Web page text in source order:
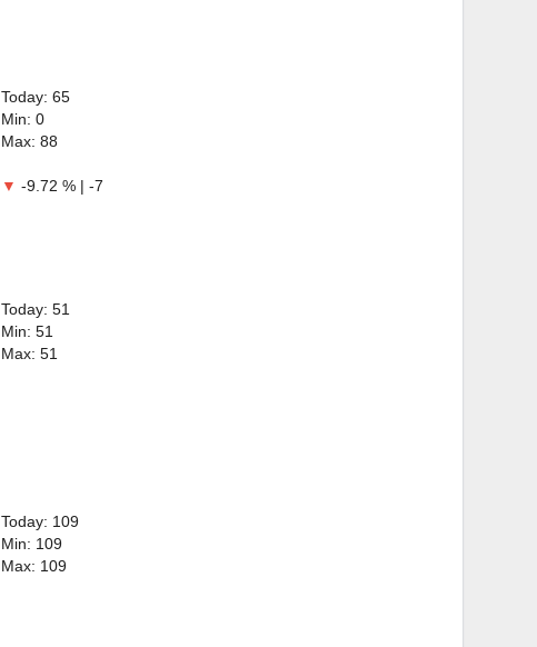
Today: 65
Min: 0
Max: 88
▼ -9.72 % | -7
Today: 51
Min: 51
Max: 51
Today: 109
Min: 109
Max: 109